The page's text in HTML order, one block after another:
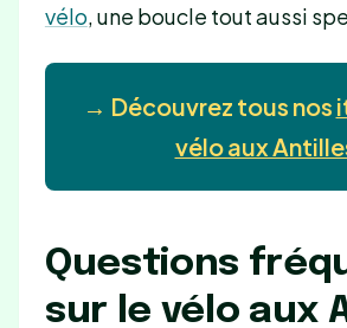
vélo , une boucle tout aussi
→ Découvrez tous nos
vélo aux
Questions
sur le vélo aux